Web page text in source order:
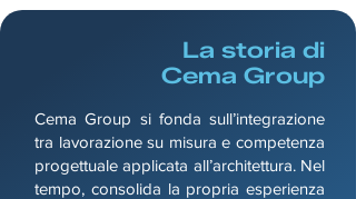
La storia di
Cema Group
Cema Group si fonda sull’integrazione
tra lavorazione su misura e competenza
progettuale applicata all’architettura. Nel
tempo, consolida la propria esperienza